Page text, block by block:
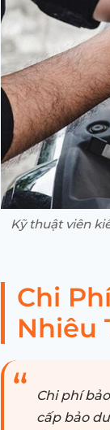
Kỹ thuật viên
Chi
Nhiêu
Chi phí
cấp bảo